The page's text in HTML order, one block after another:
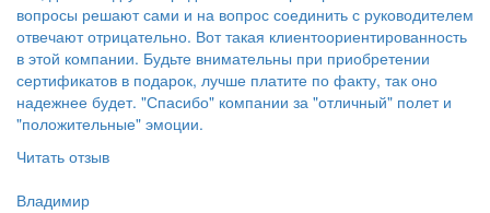
вопросы решают сами и на вопрос соединить с руководителем
отвечают отрицательно. Вот такая клиентоориентированность
в этой компании. Будьте внимательны при приобретении
сертификатов в подарок, лучше платите по факту, так оно
надежнее будет. "Спасибо" компании за "отличный" полет и
"положительные" эмоции.
Читать отзыв
Владимир